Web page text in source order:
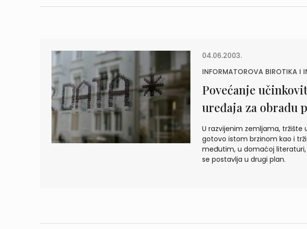
04.06.2003.
INFORMATOROVA BIROTIKA I
Povećanje
uređaja za obradu
U razvijenim zemljama, tržište
gotovo istom brzinom kao i
međutim, u domaćoj
se postavlja u drugi plan.